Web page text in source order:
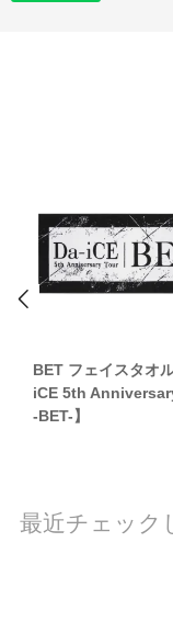
BET フェイスタオ
iCE 5th
-BET-】
最近チェック